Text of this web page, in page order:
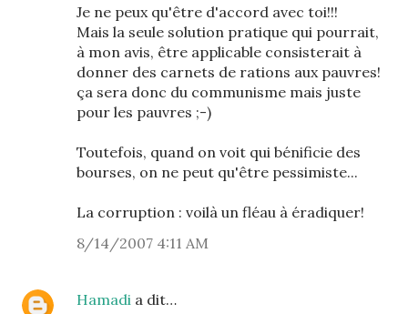
Je ne peux qu'être d'accord avec toi!!!
Mais la seule solution pratique qui pourrait,
à mon avis, être applicable consisterait à
donner des carnets de rations aux pauvres!
ça sera donc du communisme mais juste
pour les pauvres ;-)
Toutefois, quand on voit qui bénificie des
bourses, on ne peut qu'être pessimiste...
La corruption : voilà un fléau à éradiquer!
8/14/2007 4:11 AM
Hamadi a dit…